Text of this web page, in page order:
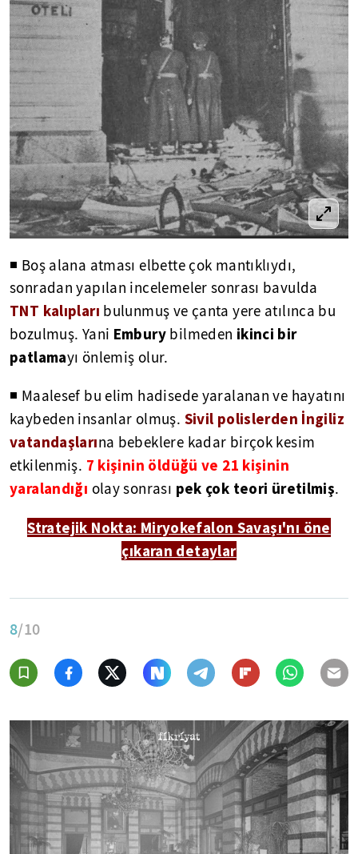
◾ Boş alana atması elbette çok mantıklıydı,
sonradan yapılan incelemeler sonrası bavulda
TNT kalıpları bulunmuş ve çanta yere atılınca bu
bozulmuş. Yani Embury bilmeden ikinci bir
patlamayı önlemiş olur.
◾ Maalesef bu elim hadisede yaralanan ve hayatını
kaybeden insanlar olmuş. Sivil polislerden İngiliz
vatandaşlarına bebeklere kadar birçok kesim
etkilenmiş. 7 kişinin öldüğü ve 21 kişinin
yaralandığı olay sonrası pek çok teori üretilmiş.
Stratejik Nokta: Miryokefalon Savaşı'nı öne
çıkaran detaylar
8/10